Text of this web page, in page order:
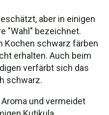
aber in einigen
"Wahl" bezeichnet.
Kochen schwarz färben
erhalten. Auch beim
verfärbt sich das
schwarz.
und vermeidet